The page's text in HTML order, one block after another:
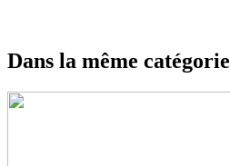
Dans la même catégorie